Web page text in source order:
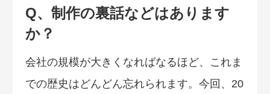
Q、制作の裏話などはあります
か？
会社の規模が大きくなればなるほど、これま
での歴史はどんどん忘れられます。今回、20